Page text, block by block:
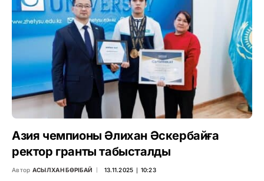
Азия чемпионы Әлихан Әскербайға
ректор гранты табысталды
Автор АСЫЛХАН БӨРІБАЙ 13.11.2025 ∣ 10:23